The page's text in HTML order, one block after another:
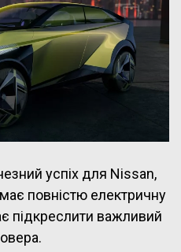
успіх для Nissan,
повністю електричну
підкреслити важливий